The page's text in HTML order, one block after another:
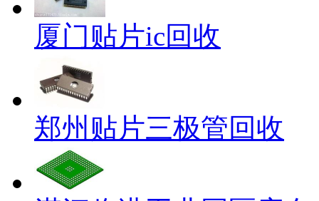
厦门贴片ic回收
郑州贴片三极管回收